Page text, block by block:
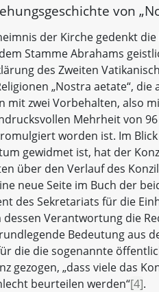
von
der Kirche gedenkt
Stamme Abrahams
des Zweiten
„Nostra aetate“, die
mit zwei Vorbehalten, also
Mehrheit von
worden ist. Im
gewidmet ist, hat der
über den Verlauf des
neue Seite im Buch der
des Sekretariats für die
dessen Verantwortung die
Bedeutung aus
die die sogenannte
gezogen, „dass viele das
beurteilen werden“[4].